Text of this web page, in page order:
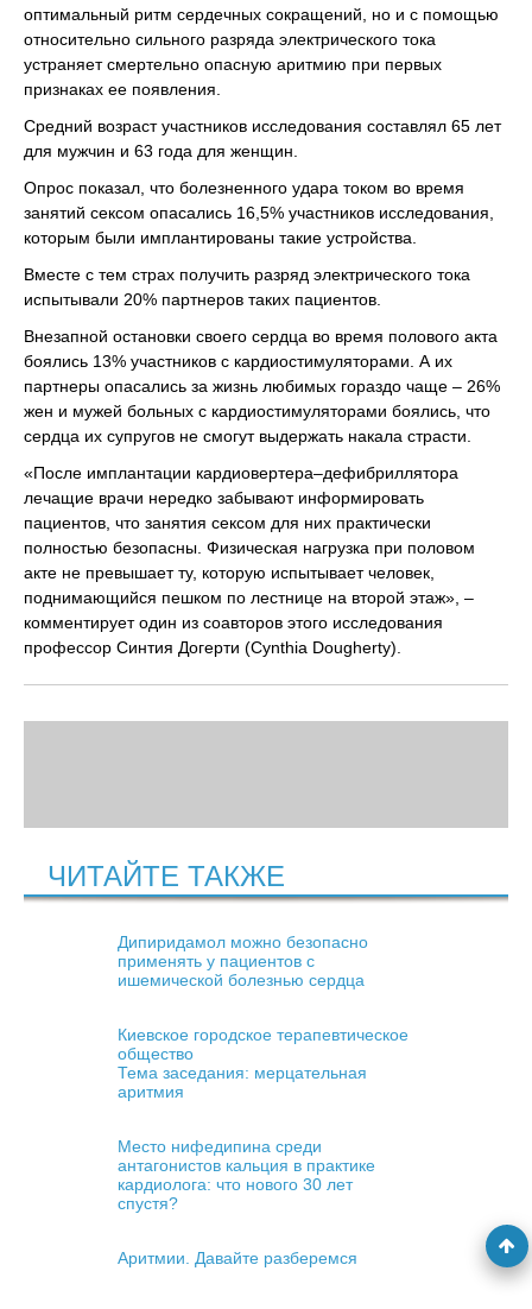
оптимальный ритм сердечных сокращений, но и с помощью
относительно сильного разряда электрического тока
устраняет смертельно опасную аритмию при первых
признаках ее появления.
Средний возраст участников исследования составлял 65 лет
для мужчин и 63 года для женщин.
Опрос показал, что болезненного удара током во время
занятий сексом опасались 16,5% участников исследования,
которым были имплантированы такие устройства.
Вместе с тем страх получить разряд электрического тока
испытывали 20% партнеров таких пациентов.
Внезапной остановки своего сердца во время полового акта
боялись 13% участников с кардиостимуляторами. А их
партнеры опасались за жизнь любимых гораздо чаще – 26%
жен и мужей больных с кардиостимуляторами боялись, что
сердца их супругов не смогут выдержать накала страсти.
«После имплантации кардиовертера–дефибриллятора
лечащие врачи нередко забывают информировать
пациентов, что занятия сексом для них практически
полностью безопасны. Физическая нагрузка при половом
акте не превышает ту, которую испытывает человек,
поднимающийся пешком по лестнице на второй этаж», –
комментирует один из соавторов этого исследования
профессор Синтия Догерти (Cynthia Dougherty).
ЧИТАЙТЕ ТАКЖЕ
Дипиридамол можно безопасно
применять у пациентов с
ишемической болезнью сердца
Киевское городское терапевтическое
общество
Тема заседания: мерцательная
аритмия
Место нифедипина среди
антагонистов кальция в практике
кардиолога: что нового 30 лет
спустя?
Аритмии. Давайте разберемся